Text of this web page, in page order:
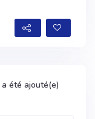
a été ajouté(e)